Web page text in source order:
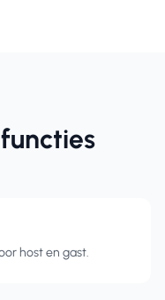
host en gast.